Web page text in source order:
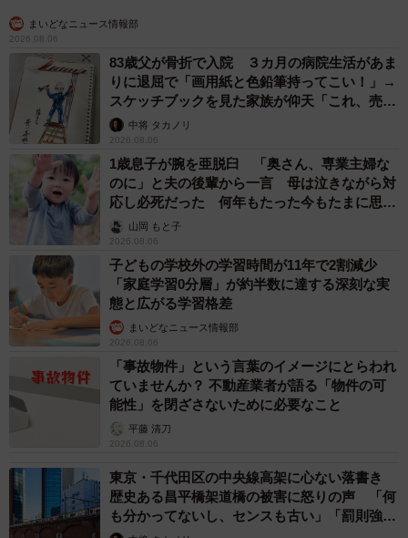
まいどなニュース情報部
2026.08.06
83歳父が骨折で入院 ３カ月の病院生活があま
りに退屈で「画用紙と色鉛筆持ってこい！」→
スケッチブックを見た家族が仰天「これ、売れ
ますよ…」
中将 タカノリ
2026.08.06
1歳息子が腕を亜脱臼 「奥さん、専業主婦な
のに」と夫の後輩から一言 母は泣きながら対
応し必死だった 何年もたった今もたまに思い
出し…山岡 もと子
2026.08.06
子どもの学校外の学習時間が11年で2割減少
「家庭学習0分層」が約半数に達する深刻な実
態と広がる学習格差
まいどなニュース情報部
2026.08.06
「事故物件」という言葉のイメージにとらわれ
ていませんか？ 不動産業者が語る「物件の可
能性」を閉ざさないために必要なこと
平藤 清刀
2026.08.06
東京・千代田区の中央線高架に心ない落書き
歴史ある昌平橋架道橋の被害に怒りの声 「何
も分かってないし、センスも古い」「罰則強化